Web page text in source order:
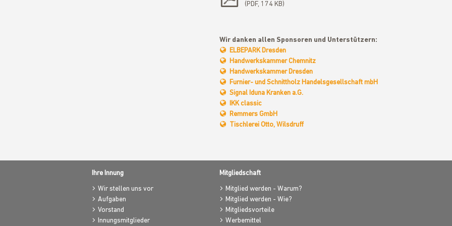
PDF, 174 KB
Wir danken allen Sponsoren und Unterstützern:
ELBEPARK Dresden
Handwerkskammer Chemnitz
Handwerkskammer Dresden
Furnier- und Schnittholz Handelsgesellschaft mbH
Signal Iduna Kranken a.G.
IKK classic
Remmers GmbH
Tischlerei Otto, Wilsdruff
Ihre Innung
Wir stellen uns vor
Aufgaben
Vorstand
Innungsmitglieder
Mitgliedschaft
Mitglied werden - Warum?
Mitglied werden - Wie?
Mitgliedsvorteile
Werbemittel